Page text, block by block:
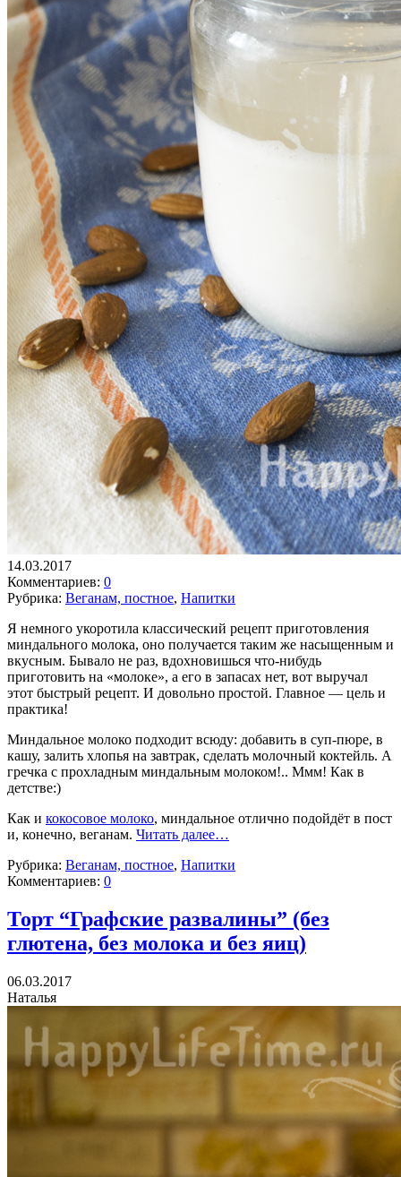
14.03.2017
Комментариев: 0
Рубрика: Веганам, постное, Напитки
Я немного укоротила классический рецепт приготовления
миндального молока, оно получается таким же насыщенным и
вкусным. Бывало не раз, вдохновишься что-нибудь
приготовить на «молоке», а его в запасах нет, вот выручал
этот быстрый рецепт. И довольно простой. Главное — цель и
практика!
Миндальное молоко подходит всюду: добавить в суп-пюре, в
кашу, залить хлопья на завтрак, сделать молочный коктейль. А
гречка с прохладным миндальным молоком!.. Ммм! Как в
детстве:)
Как и кокосовое молоко, миндальное отлично подойдёт в пост
и, конечно, веганам. Читать далее…
Рубрика: Веганам, постное, Напитки
Комментариев: 0
Торт “Графские развалины” (без
глютена, без молока и без яиц)
06.03.2017
Наталья